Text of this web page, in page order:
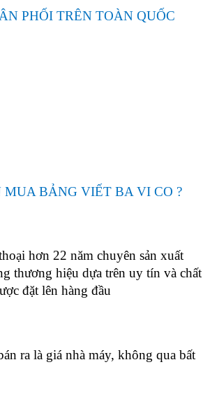
PHỐI TRÊN TOÀN QUỐC
MUA BẢNG VIẾT BA VI CO ?
hơn 22 năm chuyên sản xuất
thương hiệu dựa trên uy tín và chất
đặt lên hàng đầu
ra là giá nhà máy, không qua bất